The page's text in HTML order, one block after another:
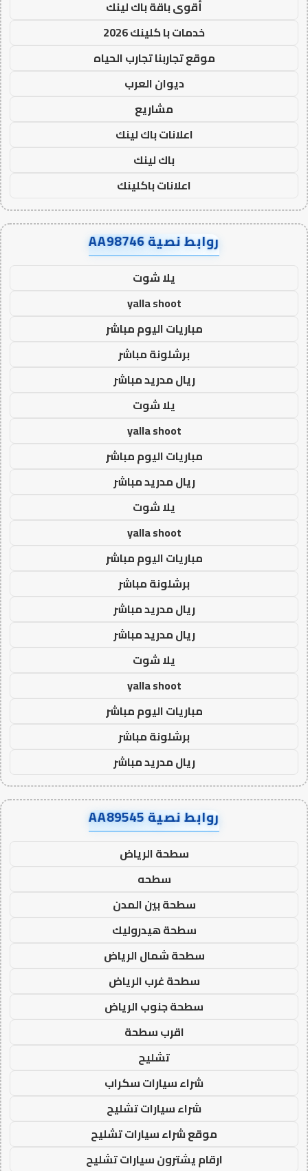
أقوى باقة باك لينك
خدمات با كلينك 2026
موقع تجاربنا تجارب الحياه
ديوان العرب
مشاريع
اعلانات باك لينك
باك لينك
اعلانات باكلينك
روابط نصية AA98746
يلا شوت
yalla shoot
مباريات اليوم مباشر
برشلونة مباشر
ريال مدريد مباشر
يلا شوت
yalla shoot
مباريات اليوم مباشر
ريال مدريد مباشر
يلا شوت
yalla shoot
مباريات اليوم مباشر
برشلونة مباشر
ريال مدريد مباشر
ريال مدريد مباشر
يلا شوت
yalla shoot
مباريات اليوم مباشر
برشلونة مباشر
ريال مدريد مباشر
روابط نصية AA89545
سطحة الرياض
سطحه
سطحة بين المدن
سطحة هيدروليك
سطحة شمال الرياض
سطحة غرب الرياض
سطحة جنوب الرياض
اقرب سطحة
تشليح
شراء سيارات سكراب
شراء سيارات تشليح
موقع شراء سيارات تشليح
ارقام يشترون سيارات تشليح